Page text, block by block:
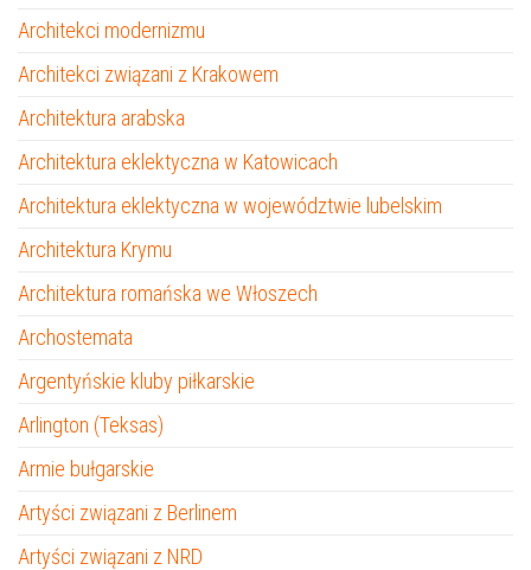
Architekci modernizmu
Architekci związani z Krakowem
Architektura arabska
Architektura eklektyczna w Katowicach
Architektura eklektyczna w województwie lubelskim
Architektura Krymu
Architektura romańska we Włoszech
Archostemata
Argentyńskie kluby piłkarskie
Arlington (Teksas)
Armie bułgarskie
Artyści związani z Berlinem
Artyści związani z NRD